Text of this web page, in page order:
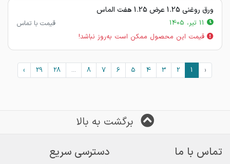
ورق روغنی 1.25 عرض 1.25 هفت الماس
قیمت با تماس
قیمت این محصول ممکن است به‌روز نباشد!
‹
1
2
3
4
5
6
7
8
...
28
29
›
برگشت به بالا
تماس با ما
دسترسی سریع